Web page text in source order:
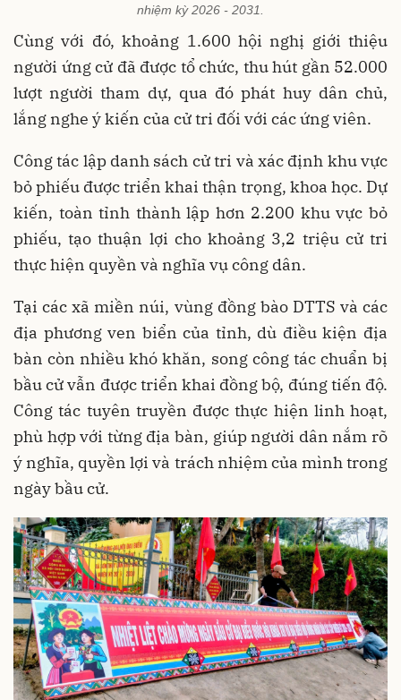
nhiệm kỳ 2026 - 2031.
Cùng với đó, khoảng 1.600 hội nghị giới thiệu
người ứng cử đã được tổ chức, thu hút gần 52.000
lượt người tham dự, qua đó phát huy dân chủ,
lắng nghe ý kiến của cử tri đối với các ứng viên.
Công tác lập danh sách cử tri và xác định khu vực
bỏ phiếu được triển khai thận trọng, khoa học. Dự
kiến, toàn tỉnh thành lập hơn 2.200 khu vực bỏ
phiếu, tạo thuận lợi cho khoảng 3,2 triệu cử tri
thực hiện quyền và nghĩa vụ công dân.
Tại các xã miền núi, vùng đồng bào DTTS và các
địa phương ven biển của tỉnh, dù điều kiện địa
bàn còn nhiều khó khăn, song công tác chuẩn bị
bầu cử vẫn được triển khai đồng bộ, đúng tiến độ.
Công tác tuyên truyền được thực hiện linh hoạt,
phù hợp với từng địa bàn, giúp người dân nắm rõ
ý nghĩa, quyền lợi và trách nhiệm của mình trong
ngày bầu cử.